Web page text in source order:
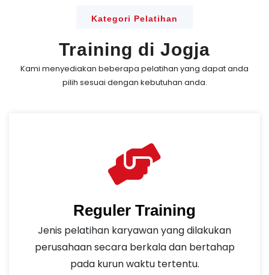
Kategori Pelatihan
Training di Jogja
Kami menyediakan beberapa pelatihan yang dapat anda
pilih sesuai dengan kebutuhan anda.
Reguler Training
Jenis pelatihan karyawan yang dilakukan
perusahaan secara berkala dan bertahap
pada kurun waktu tertentu.